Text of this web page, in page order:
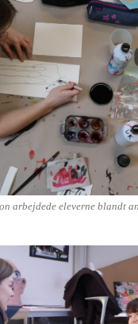
arbejdede eleverne blandt